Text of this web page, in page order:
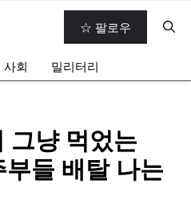
☆ 팔로우
사회 밀리터리
그냥 먹었는
들 배탈 나는